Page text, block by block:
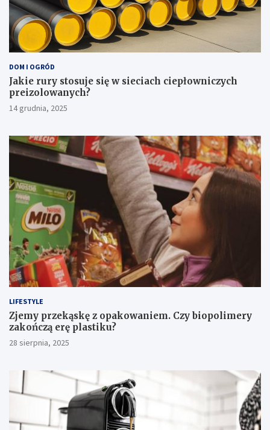
DOM I OGRÓD
Jakie rury stosuje się w sieciach ciepłowniczych
preizolowanych?
14 grudnia, 2025
LIFESTYLE
Zjemy przekąskę z opakowaniem. Czy biopolimery
zakończą erę plastiku?
28 sierpnia, 2025